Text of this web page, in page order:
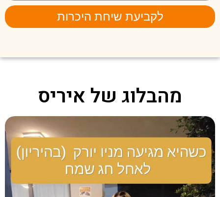
לקביעת שיחת היכרות
מהבלוג של איריס